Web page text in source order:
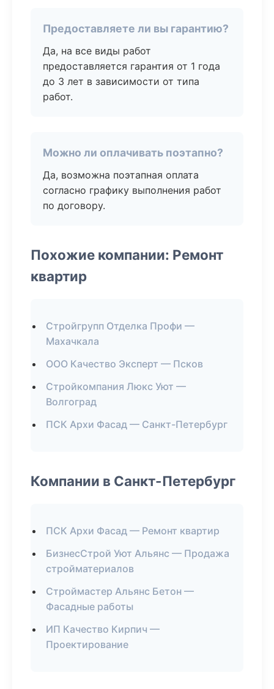
Предоставляете ли вы гарантию?
Да, на все виды работ
предоставляется гарантия от 1 года
до 3 лет в зависимости от типа
работ.
Можно ли оплачивать поэтапно?
Да, возможна поэтапная оплата
согласно графику выполнения работ
по договору.
Похожие компании: Ремонт
квартир
Стройгрупп Отделка Профи —
Махачкала
ООО Качество Эксперт — Псков
Стройкомпания Люкс Уют —
Волгоград
ПСК Архи Фасад — Санкт-Петербург
Компании в Санкт-Петербург
ПСК Архи Фасад — Ремонт квартир
БизнесСтрой Уют Альянс — Продажа
стройматериалов
Строймастер Альянс Бетон —
Фасадные работы
ИП Качество Кирпич —
Проектирование